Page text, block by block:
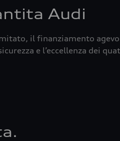
Audi
il finanziamento
e l’eccellenza dei